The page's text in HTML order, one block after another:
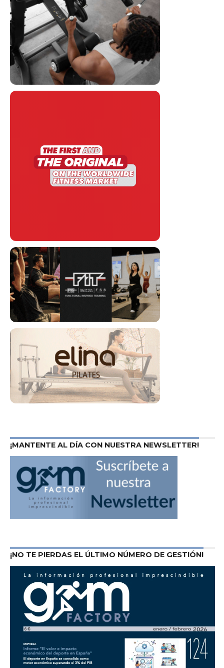
¡MANTENTE AL DÍA CON NUESTRA NEWSLETTER!
¡NO TE PIERDAS EL ÚLTIMO NÚMERO DE GESTIÓN!